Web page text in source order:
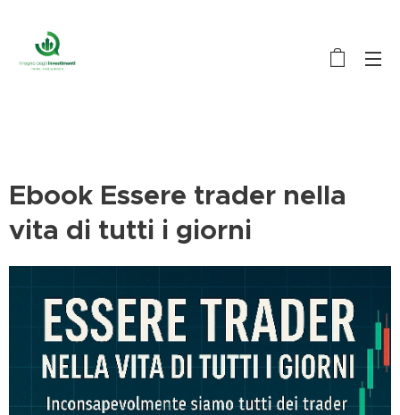
Ebook Essere trader nella
vita di tutti i giorni